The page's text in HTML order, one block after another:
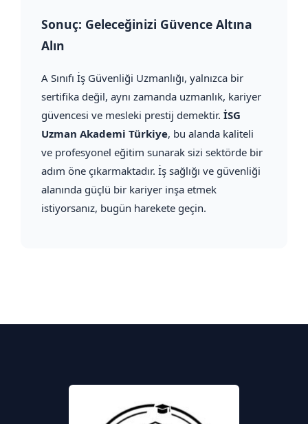
Sonuç: Geleceğinizi Güvence Altına
Alın
A Sınıfı İş Güvenliği Uzmanlığı, yalnızca bir
sertifika değil, aynı zamanda uzmanlık, kariyer
güvencesi ve mesleki prestij demektir. İSG
Uzman Akademi Türkiye, bu alanda kaliteli
ve profesyonel eğitim sunarak sizi sektörde bir
adım öne çıkarmaktadır. İş sağlığı ve güvenliği
alanında güçlü bir kariyer inşa etmek
istiyorsanız, bugün harekete geçin.